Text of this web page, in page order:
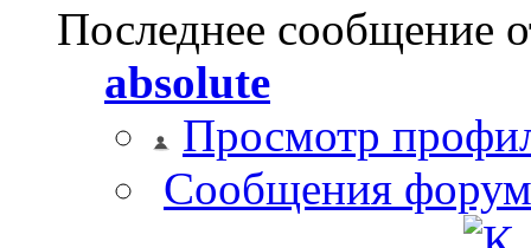
Последнее сообщение
absolute
Просмотр
Сообщения